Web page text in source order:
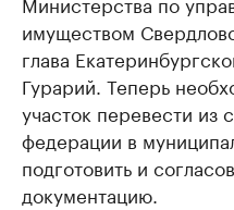
имуществом
глава
Гурарий. Теперь
участок перевести из
федерации в
подготовить и
документацию.